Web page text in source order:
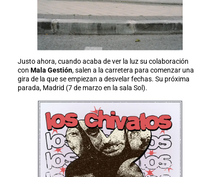
Justo ahora, cuando acaba de ver la luz su colaboración
con Mala Gestión, salen a la carretera para comenzar una
gira de la que se empiezan a desvelar fechas. Su próxima
parada, Madrid (7 de marzo en la sala Sol).